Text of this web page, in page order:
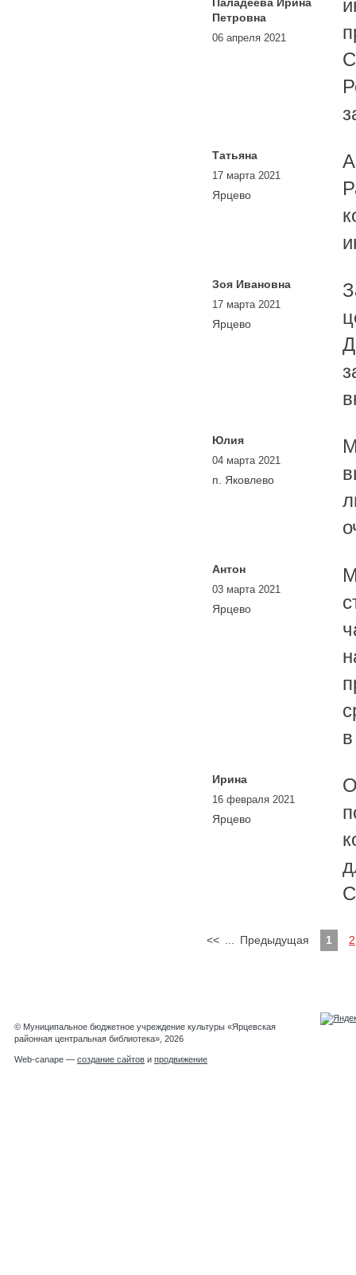
Петровна
06 апреля 2021
Татьяна
17 марта 2021
Ярцево
Зоя Ивановна
17 марта 2021
Ярцево
Юлия
04 марта 2021
п. Яковлево
Антон
03 марта 2021
Ярцево
Ирина
16 февраля 2021
Ярцево
<< Предыдущая 1 2
© Муниципальное бюджетное учреждение культуры «Ярцевская
районная центральная библиотека», 2026
Web-canape — создание сайтов и продвижение